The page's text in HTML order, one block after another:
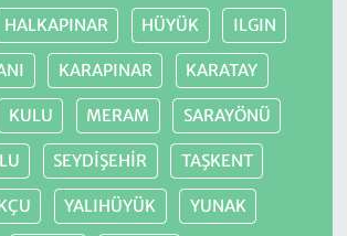
HALKAPINAR HÜYÜK ILGIN
KARAPINAR KARATAY
KULU MERAM SARAYÖNÜ
SEYDİŞEHİR TAŞKENT
YALIHÜYÜK YUNAK